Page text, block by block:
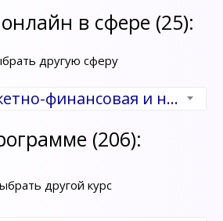
в сфере (25):
другую сферу
84.11.12 Бюджетно-финансовая и налоговая сфера
(206):
другой курс